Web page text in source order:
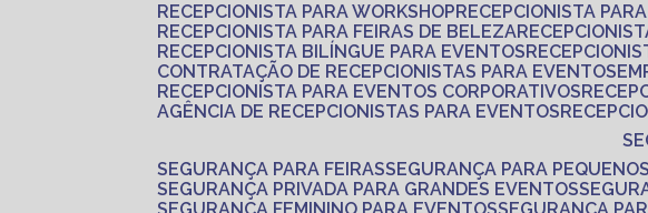
RECEPCIONISTA PARA WORKSHOP
RECEPCIONISTA
RECEPCIONISTA PARA FEIRAS DE BELEZA
RECEPCIONISTA BILÍNGUE PARA EVENTOS
CONTRATAÇÃO DE RECEPCIONISTAS PARA EVENTOS
RECEPCIONISTA PARA EVENTOS CORPORATIVOS
AGÊNCIA DE RECEPCIONISTAS PARA EVENTOS
SEGURANÇA PARA FEIRAS SEGURANÇA PARA
SEGURANÇA PRIVADA PARA GRANDES EVENTOS